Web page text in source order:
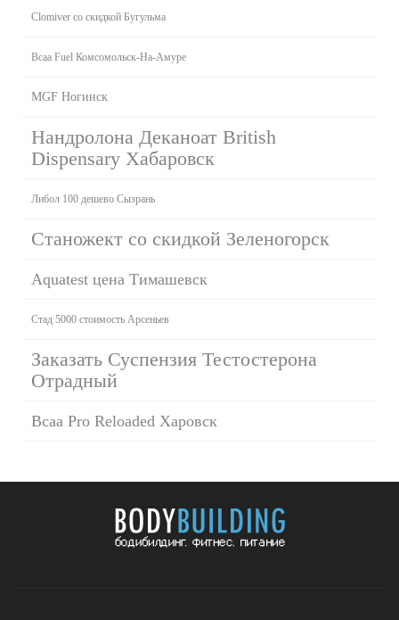
Clomiver со скидкой Бугульма
Bcaa Fuel Комсомольск-На-Амуре
MGF Ногинск
Нандролона Деканоат British
Dispensary Хабаровск
Либол 100 дешево Сызрань
Станожект со скидкой Зеленогорск
Aquatest цена Тимашевск
Стад 5000 стоимость Арсеньев
Заказать Суспензия Тестостерона
Отрадный
Bcaa Pro Reloaded Харовск